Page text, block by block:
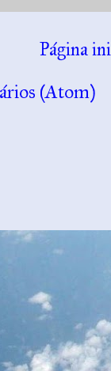
Página
(Atom)